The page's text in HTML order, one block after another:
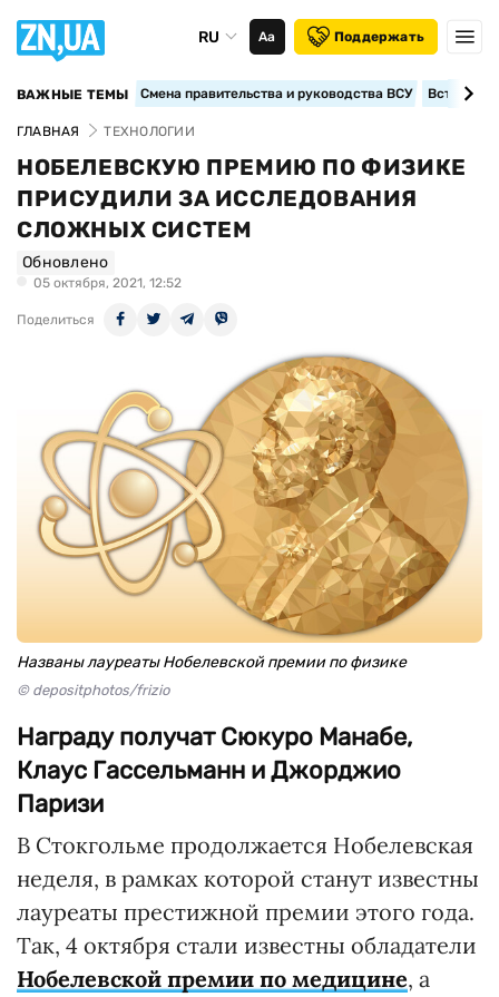
RU Аа Поддержать
ВАЖНЫЕ ТЕМЫ Смена правительства и руководства ВСУ
ГЛАВНАЯ ТЕХНОЛОГИИ
НОБЕЛЕВСКУЮ ПРЕМИЮ ПО ФИЗИКЕ
ПРИСУДИЛИ ЗА ИССЛЕДОВАНИЯ
СЛОЖНЫХ СИСТЕМ
Обновлено
05 октября, 2021, 12:52
Поделиться
Названы лауреаты Нобелевской премии по физике
© depositphotos/frizio
Награду получат Сюкуро Манабе,
Клаус Гассельманн и Джорджио
Паризи
В Стокгольме продолжается Нобелевская
неделя, в рамках которой станут известны
лауреаты престижной премии этого года.
Так, 4 октября стали известны обладатели
Нобелевской премии по медицине, а